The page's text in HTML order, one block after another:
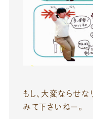
もし、大変ならせな
みて下さいねー。